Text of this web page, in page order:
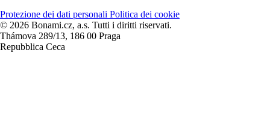
Protezione dei dati personali Politica dei cookie
© 2026 Bonami.cz, a.s. Tutti i diritti riservati.
Thámova 289/13, 186 00 Praga
Repubblica Ceca